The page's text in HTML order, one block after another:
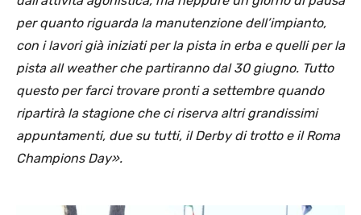
per quanto riguarda la manutenzione dell’impianto,
con i lavori già iniziati per la pista in erba e quelli per la
pista all weather che partiranno dal 30 giugno. Tutto
questo per farci trovare pronti a settembre quando
ripartirà la stagione che ci riserva altri grandissimi
appuntamenti, due su tutti, il Derby di trotto e il Roma
Champions Day».